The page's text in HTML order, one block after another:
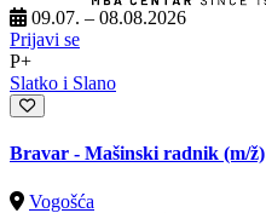
09.07. – 08.08.2026
Prijavi se
P+
Slatko i Slano
Bravar - Mašinski radnik (m/ž)
Vogošća